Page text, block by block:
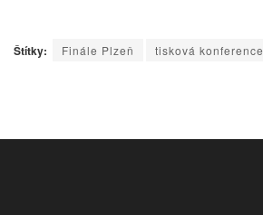
Štítky: Finále Plzeň tisková konference